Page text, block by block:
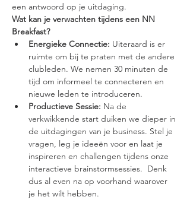
een antwoord op je uitdaging.
Wat kan je verwachten tijdens een NN
Breakfast?
Energieke Connectie: Uiteraard is er
ruimte om bij te praten met de andere
clubleden. We nemen 30 minuten de
tijd om informeel te connecteren en
nieuwe leden te introduceren.
Productieve Sessie: Na de
verkwikkende start duiken we dieper in
de uitdagingen van je business. Stel je
vragen, leg je ideeën voor en laat je
inspireren en challengen tijdens onze
interactieve brainstormsessies.  Denk
dus al even na op voorhand waarover
je het wilt hebben.